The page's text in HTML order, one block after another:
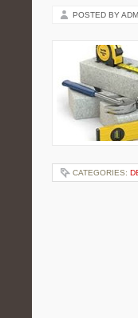
POSTED BY
CATEGORIES: